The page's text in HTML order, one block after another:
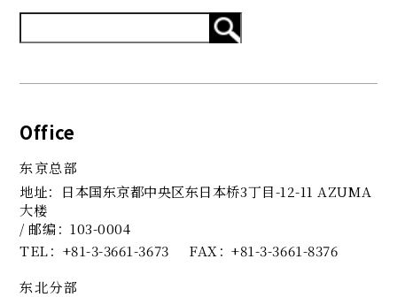
Office
东京总部
地址：日本国东京都中央区东日本桥3丁目-12-11 AZUMA
大楼
/ 邮编：103-0004
TEL
+81-3-3661-3673 FAX
+81-3-3661-8376
东北分部